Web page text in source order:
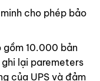
cho phép bảo
gồm 10.000 bản
lại paremeters
của UPS và đảm